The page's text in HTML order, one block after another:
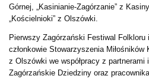
Górnej, „Kasinianie-Zagórzanie” z
„Kościelnioki” z Olszówki.
Pierwszy Zagórzański Festiwal Folkloru
członkowie Stowarzyszenia Miłośników
z Olszówki we współpracy z partnerami
Zagórzańskie Dziedziny oraz